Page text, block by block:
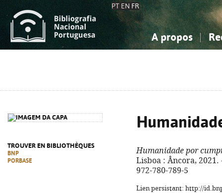
PT EN FR
A propos
TROUVER EN BIBLIOTHÈQUES
BNP
PORBASE
Humanidade por
Lisboa : Âncora, 2021.
972-780-789-5
Lien persistant: http://